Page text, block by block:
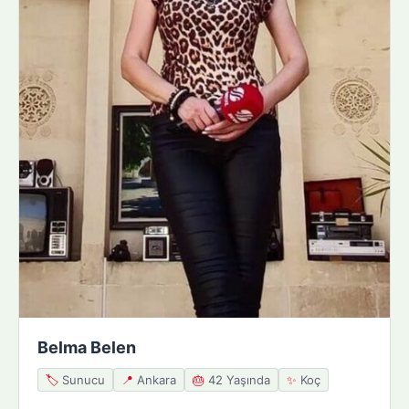
Belma Belen
🏷️ Sunucu 📍 Ankara 🎂 42 Yaşında ✨ Koç